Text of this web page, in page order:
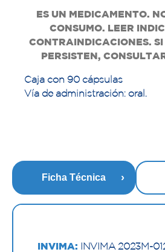
ES UN MEDICAMENTO.
CONSUMO. LEER
CONTRAINDICACIONES.
PERSISTEN,
Caja con 90 cápsulas
Vía de administración: oral.
Ficha Técnica
INVIMA: INVIMA 2023M-